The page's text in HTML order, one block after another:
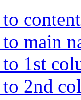
content
main
1st
2nd